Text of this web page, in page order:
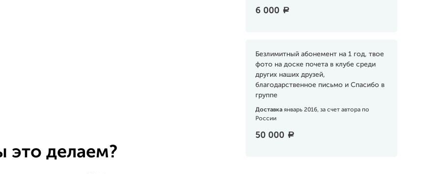
6 000 a
Безлимитный абонемент на 1 год, твое
фото на доске почета в клубе среди
других наших друзей,
благодарственное письмо и Спасибо в
группе
Доставка январь 2016, за счет автора по
России
50 000 a
это делаем?